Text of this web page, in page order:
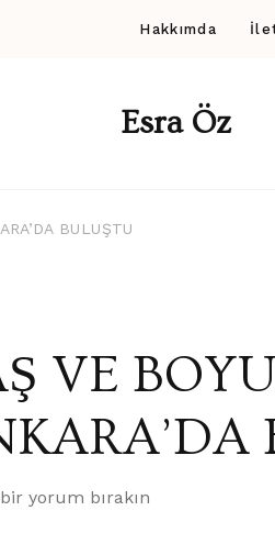
Hakkımda
Esra Öz
BULUŞTU
VE
BAŞ
bir yorum bırakın